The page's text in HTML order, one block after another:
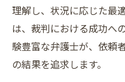
理解し、状況に応じた最
は、裁判における成功へ
験豊富な弁護士が、依頼
の結果を追求します。